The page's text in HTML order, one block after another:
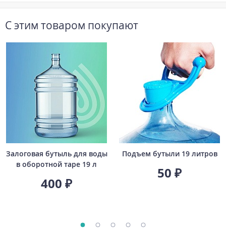
С этим товаром покупают
Залоговая бутыль для воды
в оборотной таре 19 л
400 ₽
Подъем бутыли 19 литров
50 ₽